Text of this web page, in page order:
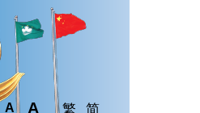
A A 繁 简